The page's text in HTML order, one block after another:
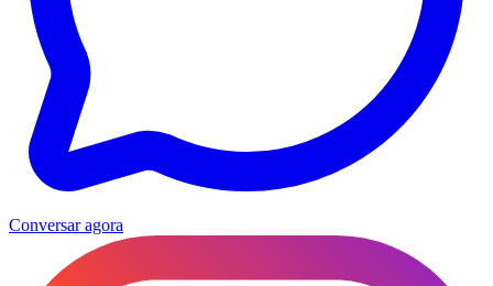
Conversar agora